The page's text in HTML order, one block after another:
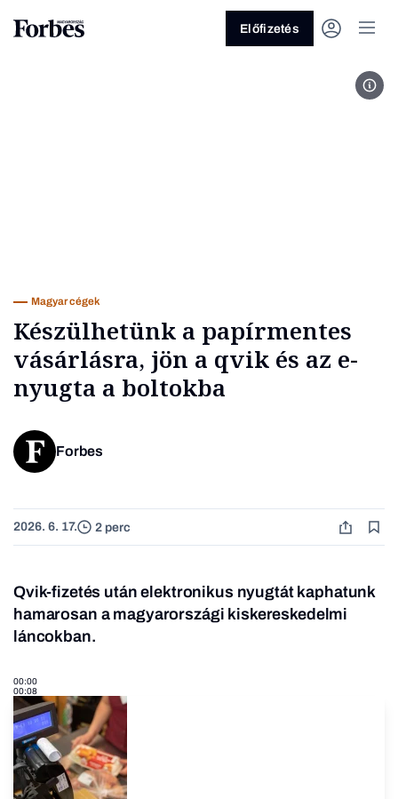
Üzlet
Előfizetés
Magyar cégek
Készülhetünk a papírmentes
vásárlásra, jön a qvik és az e-
nyugta a boltokba
Forbes
2026. 6. 17. 2 perc
Qvik-fizetés után elektronikus nyugtát kaphatunk
hamarosan a magyarországi kiskereskedelmi
láncokban.
00:00
00:08